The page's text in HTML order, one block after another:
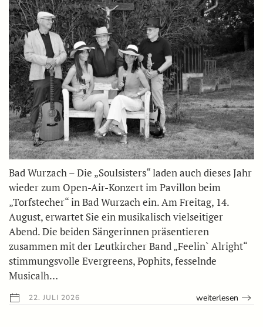
Bad Wurzach – Die „Soulsisters“ laden auch dieses Jahr
wieder zum Open-Air-Konzert im Pavillon beim
„Torfstecher“ in Bad Wurzach ein. Am Freitag, 14.
August, erwartet Sie ein musikalisch vielseitiger
Abend. Die beiden Sängerinnen präsentieren
zusammen mit der Leutkircher Band „Feelin` Alright“
stimmungsvolle Evergreens, Pophits, fesselnde
Musicalh…
22. JULI 2026 weiterlesen